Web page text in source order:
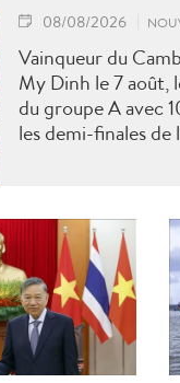
08/08/2026
Vainqueur du
My Dinh le 7 août,
du groupe A avec
les demi-finales